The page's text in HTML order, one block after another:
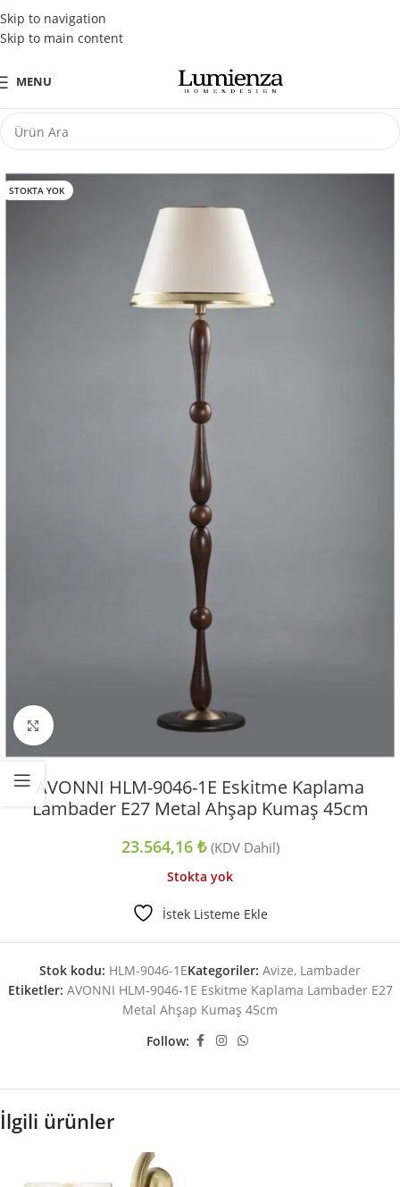
Skip to navigation
Skip to main content
Tüm Kredi Kartlarına Peşin Fiyatına 3 Taksit Fırsatı
MENU
STOKTA YOK
Büyütmek için tıklayın
AVONNI HLM-9046-1E Eskitme Kaplama
Lambader E27 Metal Ahşap Kumaş 45cm
23.564,16 ₺ (KDV Dahil)
Stokta yok
İstek Listeme Ekle
Stok kodu: HLM-9046-1EKategoriler: Avize, Lambader
Etiketler: AVONNI HLM-9046-1E Eskitme Kaplama Lambader E27
Metal Ahşap Kumaş 45cm
Follow:
İlgili ürünler